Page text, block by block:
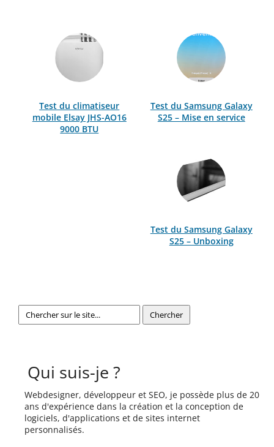
Test du climatiseur
mobile Elsay JHS-AO16
9000 BTU
Test du Samsung Galaxy
S25 – Mise en service
Test du Samsung Galaxy
S25 – Unboxing
Qui suis-je ?
Webdesigner, développeur et SEO, je possède plus de 20
ans d'expérience dans la création et la conception de
logiciels, d'applications et de sites internet
personnalisés.